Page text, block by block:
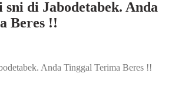
sni di Jabodetabek. Anda
Beres !!
Anda Tinggal Terima Beres !!